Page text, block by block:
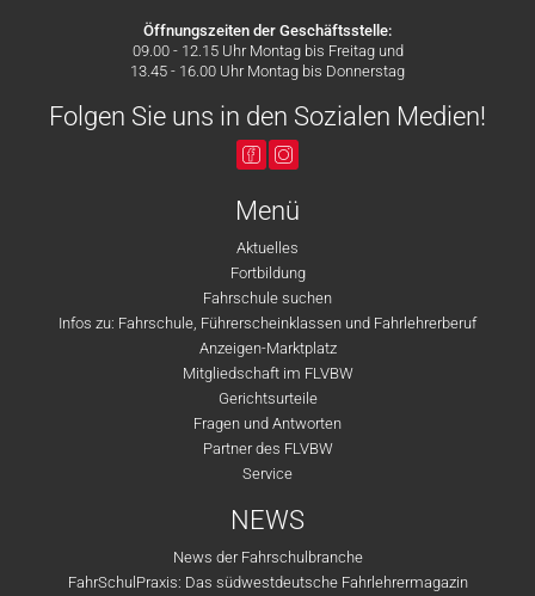
Öffnungszeiten der Geschäftsstelle:
09.00 - 12.15 Uhr Montag bis Freitag und
13.45 - 16.00 Uhr Montag bis Donnerstag
Folgen Sie uns in den Sozialen Medien!
Menü
Aktuelles
Fortbildung
Fahrschule suchen
Infos zu: Fahrschule, Führerscheinklassen und Fahrlehrerberuf
Anzeigen-Marktplatz
Mitgliedschaft im FLVBW
Gerichtsurteile
Fragen und Antworten
Partner des FLVBW
Service
NEWS
News der Fahrschulbranche
FahrSchulPraxis: Das südwestdeutsche Fahrlehrermagazin